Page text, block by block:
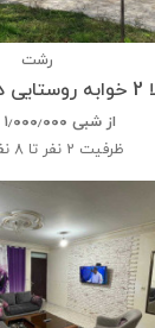
رشت
از شبی ۱٫۰۰۰٫۰۰۰
ظرفیت 2 نفر تا 8 نفر اضافه